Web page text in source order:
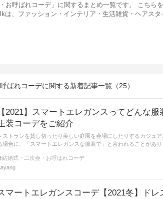
お呼ばれコーデ」に関するまとめ一覧です。 こちら
は、ファッション・インテリア・生活雑貨・ヘアス
ばれコーデに関する新着記事一覧（25）
2021】スマートエレガンスってどんな服
装コーデをご紹介
ストランを貸し切ったり美しい庭園を会場にしたりするカジュ
場合に、「スマートエレガンスな服装で」と言われることがあり
結婚式・二次会・お呼ばれコーデ
マートエレガンスコーデ【2021冬】ドレ